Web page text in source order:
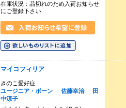
在庫状況：品切れのため入荷お知らせ
にご登録下さい
マイコフィリア
きのこ愛好症
ユージニア・ボーン
佐藤幸治
田
中涼子